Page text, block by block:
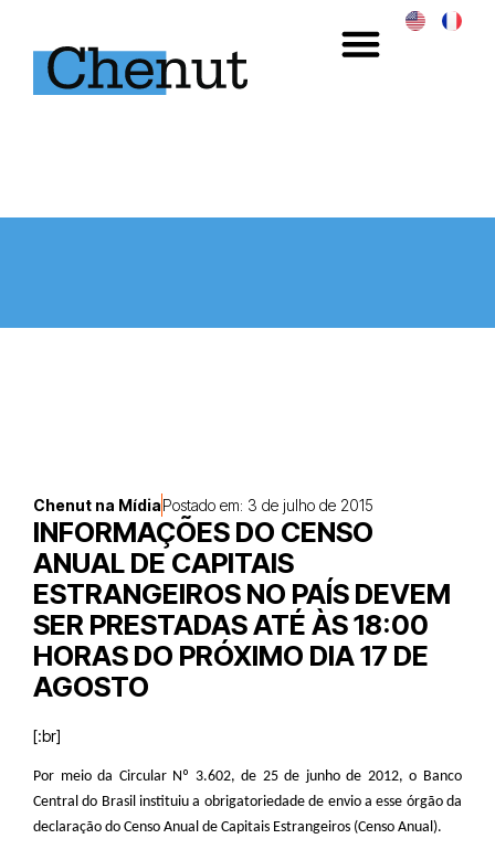
Chenut na MídiaPostado em: 3 de julho de 2015
INFORMAÇÕES DO CENSO
ANUAL DE CAPITAIS
ESTRANGEIROS NO PAÍS DEVEM
SER PRESTADAS ATÉ ÀS 18:00
HORAS DO PRÓXIMO DIA 17 DE
AGOSTO
[:br]
Por meio da Circular Nº 3.602, de 25 de junho de 2012, o Banco
Central do Brasil instituiu a obrigatoriedade de envio a esse órgão da
declaração do Censo Anual de Capitais Estrangeiros (Censo Anual).